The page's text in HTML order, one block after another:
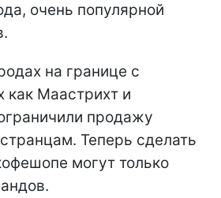
очень популярной
на границе с
как Маастрихт и
продажу
Теперь сделать
могут только